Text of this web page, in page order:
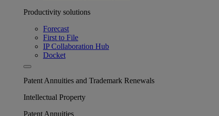
Productivity solutions
Forecast
First to File
IP Collaboration Hub
Docket
Patent Annuities and Trademark Renewals
Intellectual Property
Patent Annuities